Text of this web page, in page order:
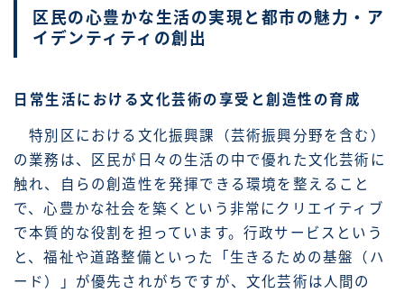
区民の心豊かな生活の実現と都市の魅力・ア
イデンティティの創出
日常生活における文化芸術の享受と創造性の育成
特別区における文化振興課（芸術振興分野を含む）
の業務は、区民が日々の生活の中で優れた文化芸術に
触れ、自らの創造性を発揮できる環境を整えること
で、心豊かな社会を築くという非常にクリエイティブ
で本質的な役割を担っています。行政サービスという
と、福祉や道路整備といった「生きるための基盤（ハ
ード）」が優先されがちですが、文化芸術は人間の